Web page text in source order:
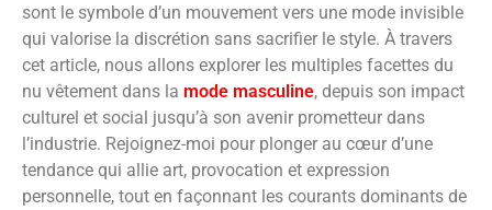
sont le symbole d’un mouvement vers une mode invisible
qui valorise la discrétion sans sacrifier le style. À travers
cet article, nous allons explorer les multiples facettes du
nu vêtement dans la mode masculine, depuis son impact
culturel et social jusqu’à son avenir prometteur dans
l’industrie. Rejoignez-moi pour plonger au cœur d’une
tendance qui allie art, provocation et expression
personnelle, tout en façonnant les courants dominants de